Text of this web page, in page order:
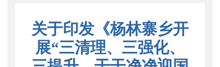
关于印发《杨林寨乡开
展“三清理、三强化、